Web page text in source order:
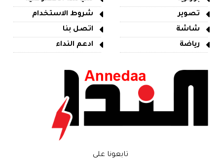
تصوير
شاشة
رياضة
شروط الاستخدام
اتصل بنا
ادعم النداء
تابعونا على